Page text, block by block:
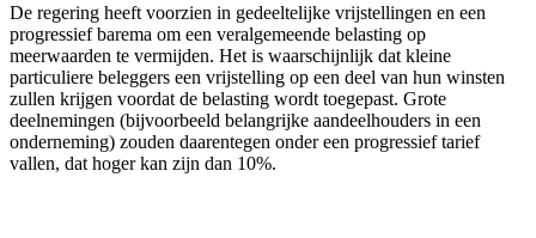
De regering heeft voorzien in gedeeltelijke vrijstellingen en een
progressief barema om een veralgemeende belasting op
meerwaarden te vermijden. Het is waarschijnlijk dat kleine
particuliere beleggers een vrijstelling op een deel van hun winsten
zullen krijgen voordat de belasting wordt toegepast. Grote
deelnemingen (bijvoorbeeld belangrijke aandeelhouders in een
onderneming) zouden daarentegen onder een progressief tarief
vallen, dat hoger kan zijn dan 10%.